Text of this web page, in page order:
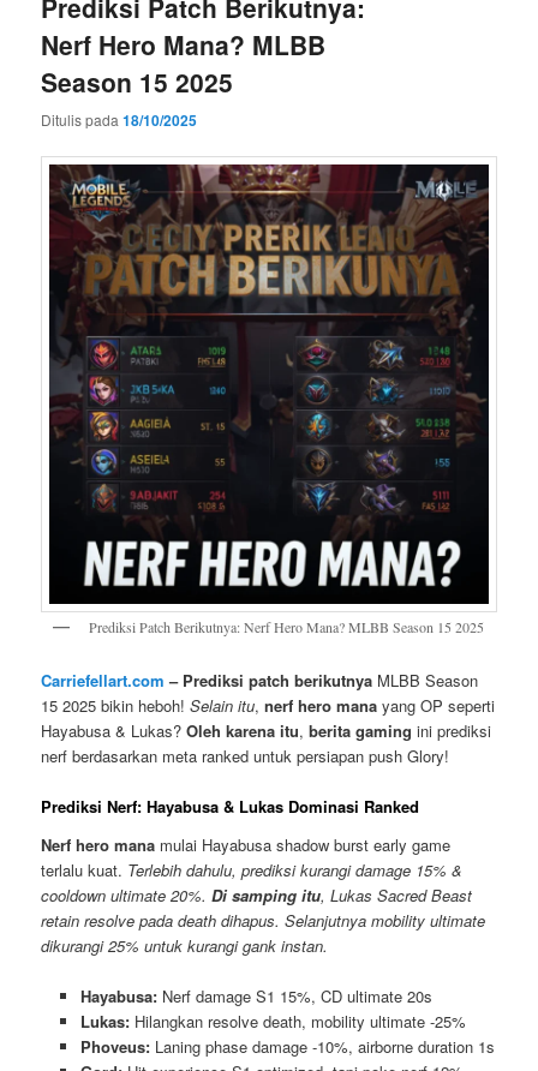
Prediksi Patch Berikutnya:
Nerf Hero Mana? MLBB
Season 15 2025
Ditulis pada18/10/2025
Prediksi Patch Berikutnya: Nerf Hero Mana? MLBB Season 15 2025
Carriefellart.com – Prediksi patch berikutnya MLBB Season
15 2025 bikin heboh!Selain itu,nerf hero mana yang OP seperti
Hayabusa & Lukas?Oleh karena itu,berita gaming ini prediksi
nerf berdasarkan meta ranked untuk persiapan push Glory!
Prediksi Nerf: Hayabusa & Lukas Dominasi Ranked
Nerf hero mana mulai Hayabusa shadow burst early game
terlalu kuat. Terlebih dahulu, prediksi kurangi damage 15% &
cooldown ultimate 20%.Di samping itu, Lukas Sacred Beast
retain resolve pada death dihapus. Selanjutnya mobility ultimate
dikurangi 25% untuk kurangi gank instan.
Hayabusa:Nerf damage S1 15%, CD ultimate 20s
Lukas:Hilangkan resolve death, mobility ultimate -25%
Phoveus:Laning phase damage -10%, airborne duration 1s